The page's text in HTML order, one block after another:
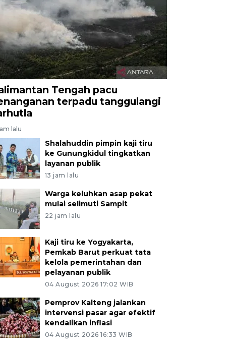
Tengah pacu
terpadu tanggulangi
lalu
Shalahuddin pimpin kaji tiru
ke Gunungkidul tingkatkan
layanan publik
13 jam lalu
Warga keluhkan asap pekat
mulai selimuti Sampit
22 jam lalu
Kaji tiru ke Yogyakarta,
Pemkab Barut perkuat tata
kelola pemerintahan dan
pelayanan publik
04 August 2026 17:02 WIB
Pemprov Kalteng jalankan
intervensi pasar agar efektif
kendalikan inflasi
04 August 2026 16:33 WIB